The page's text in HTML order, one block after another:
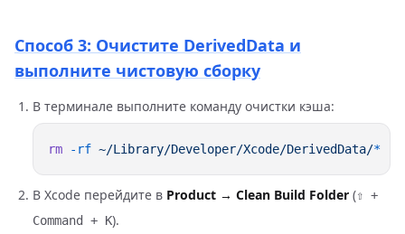
Способ 3: Очистите DerivedData и
выполните чистовую сборку
В терминале выполните команду очистки кэша:
rm -rf ~/Library/Developer/Xcode/DerivedData/
В Xcode перейдите в Product → Clean Build Folder (⇧ +
Command + K).